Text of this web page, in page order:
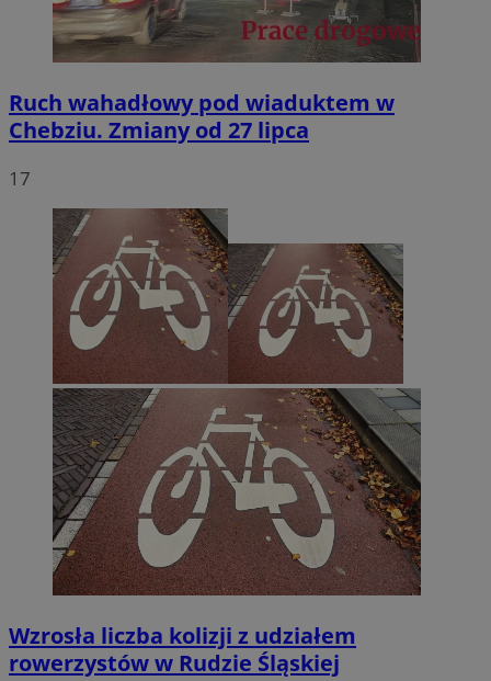
Ruch wahadłowy pod wiaduktem w
Chebziu. Zmiany od 27 lipca
17
Wzrosła liczba kolizji z udziałem
rowerzystów w Rudzie Śląskiej